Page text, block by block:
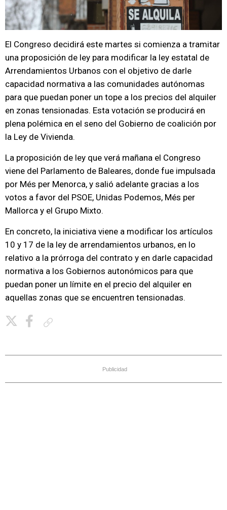
El Congreso decidirá este martes si comienza a tramitar
una proposición de ley para modificar la ley estatal de
Arrendamientos Urbanos con el objetivo de darle
capacidad normativa a las comunidades autónomas
para que puedan poner un tope a los precios del alquiler
en zonas tensionadas. Esta votación se producirá en
plena polémica en el seno del Gobierno de coalición por
la Ley de Vivienda.
La proposición de ley que verá mañana el Congreso
viene del Parlamento de Baleares, donde fue impulsada
por Més per Menorca, y salió adelante gracias a los
votos a favor del PSOE, Unidas Podemos, Més per
Mallorca y el Grupo Mixto.
En concreto, la iniciativa viene a modificar los artículos
10 y 17 de la ley de arrendamientos urbanos, en lo
relativo a la prórroga del contrato y en darle capacidad
normativa a los Gobiernos autonómicos para que
puedan poner un límite en el precio del alquiler en
aquellas zonas que se encuentren tensionadas.
Publicidad